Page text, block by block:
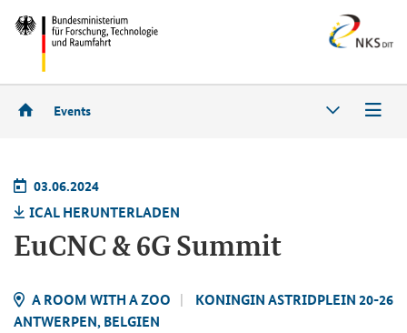
Events
03.06.2024
ICAL HER­UN­TER­LA­DEN
EuCNC & 6G Sum­mit
A ROOM WITH A ZOO
KO­NIN­GIN AS­TRIDP­LEIN 20-26
ANT­WER­PEN, BEL­GI­EN